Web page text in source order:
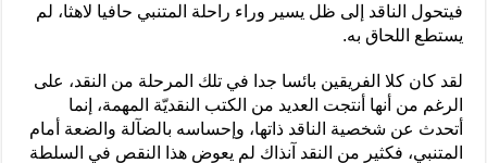
فيتحول الناقد إلى ظل يسير وراء راحلة المتنبي حافيا لاهثا، لم
يستطع اللحاق به.
لقد كان كلا الفريقين بائسا جدا في تلك المرحلة من النقد، على
الرغم من أنها أنتجت العديد من الكتب النقديّة المهمة، إنما
أتحدث عن شخصية الناقد ذاتها، وإحساسه بالضآلة والضعة أمام
المتنبي، فكثير من النقد آنذاك لم يعوض هذا النقص في السلطة